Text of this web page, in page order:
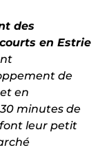
des
en Estrie
de
en
minutes de
leur petit